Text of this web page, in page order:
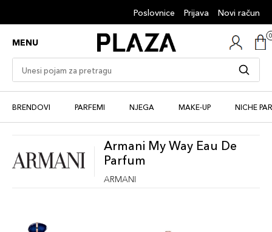
Poslovnice Prijava Novi račun
MENU
BRENDOVI PARFEMI NJEGA MAKE-UP NICHE
Armani My Way Eau De
Parfum
ARMANI